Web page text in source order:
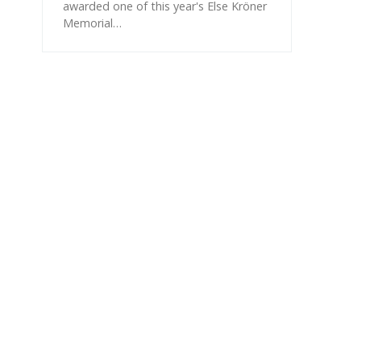
awarded one of this year's Else Kröner
Memorial…